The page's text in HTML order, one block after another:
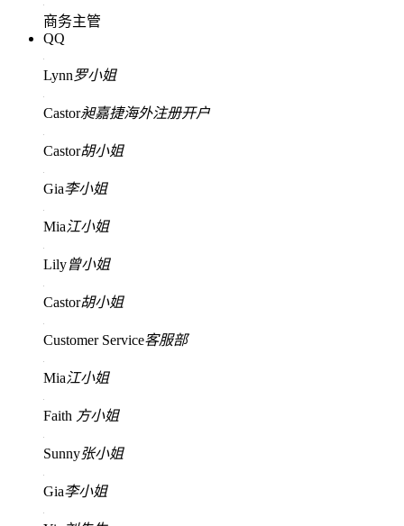
商务主管
QQ
Lynn罗小姐
Castor昶嘉捷海外注册开户
Castor胡小姐
Gia李小姐
Mia江小姐
Lily曾小姐
Castor胡小姐
Customer Service客服部
Mia江小姐
Faith 方小姐
Sunny张小姐
Gia李小姐